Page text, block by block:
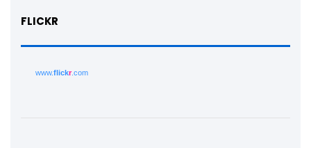
FLICKR
www.flickr.com